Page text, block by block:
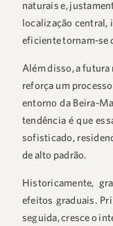
naturais e,
localização
eficiente tornam-se
Além disso, a
reforça um
entorno da Beira-
tendência é que
sofisticado,
de alto padrão.
Historicamente,
efeitos graduais.
seguida, cresce o